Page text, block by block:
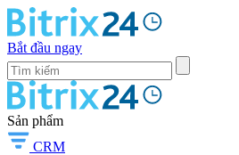
Bắt đầu ngay
Sản phẩm
CRM